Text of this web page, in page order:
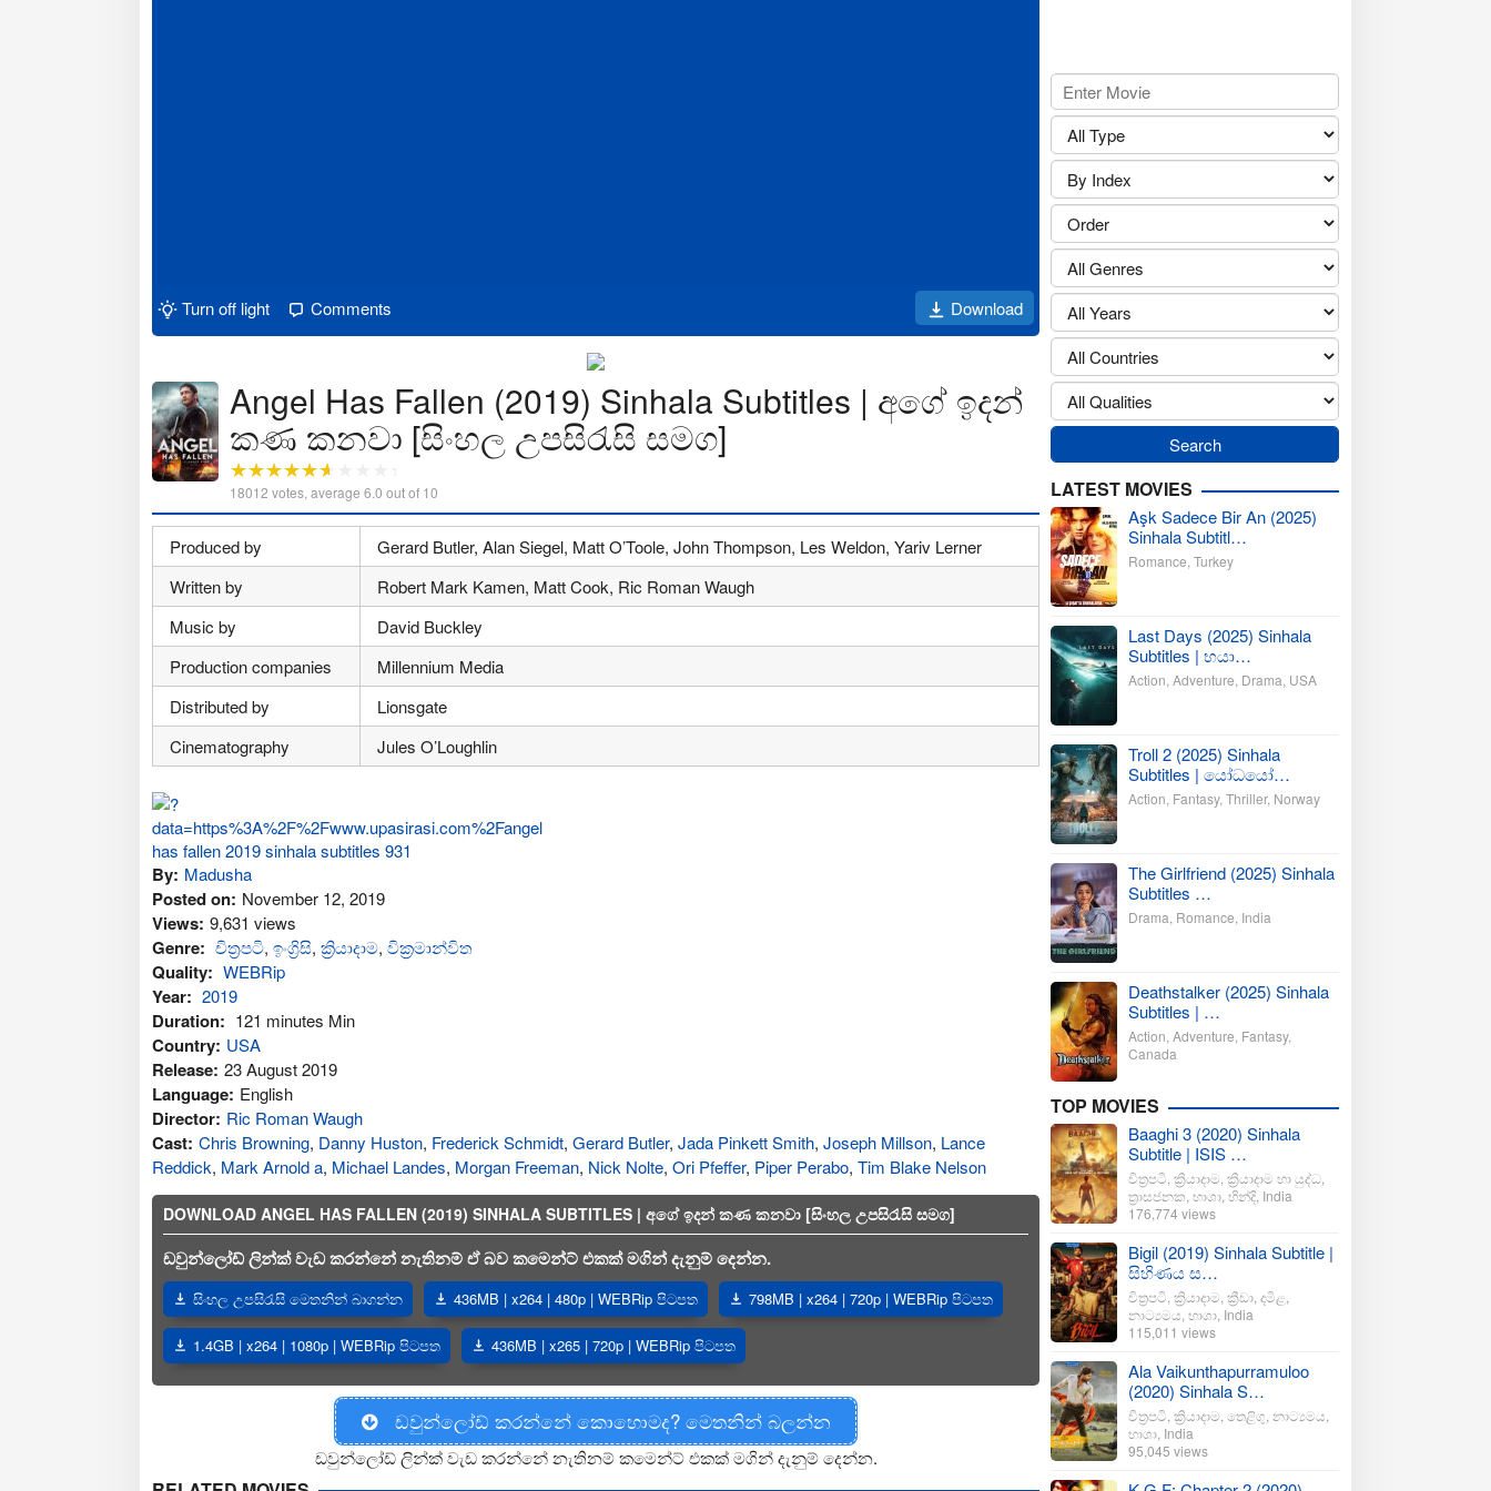
Turn off light Comments Download
Angel Has Fallen (2019) Sinhala Subtitles | අගේ ඉදන්
කණ කනවා [සිංහල උපසිරැසි සමග]
18012 votes, average 6.0 out of 10
Produced by
Gerard Butler, Alan Siegel, Matt O’Toole, John Thompson, Les Weldon, Yariv Lerner
Written by
Robert Mark Kamen, Matt Cook, Ric Roman Waugh
Music by
David Buckley
Production companies
Millennium Media
Distributed by
Lionsgate
Cinematography
Jules O’Loughlin
By: Madusha
Posted on: November 12, 2019
Views: 9,631 views
Genre: චිත්‍රපටි, ඉංග්‍රිසි, ක්‍රියාදාම, වික්‍රමාන්විත
Quality: WEBRip
Year: 2019
Duration: 121 minutes Min
Country: USA
Release: 23 August 2019
Language: English
Director: Ric Roman Waugh
Cast: Chris Browning, Danny Huston, Frederick Schmidt, Gerard Butler, Jada Pinkett Smith, Joseph Millson, Lance
Reddick, Mark Arnold a, Michael Landes, Morgan Freeman, Nick Nolte, Ori Pfeffer, Piper Perabo, Tim Blake Nelson
DOWNLOAD ANGEL HAS FALLEN (2019) SINHALA SUBTITLES | අගේ ඉදන් කණ කනවා [සිංහල උපසිරැසි සමග]
ඩවුන්ලෝඩ් ලින්ක් වැඩ කරන්නේ නැතිනම් ඒ බව කමෙන්ට් එකක් මගින් දැනුම් දෙන්න.
සිංහල උපසිරැසි මෙතනින් බාගන්න 436MB | x264 | 480p | WEBRip පිටපත 798MB | x264 | 720p | WEBRip පිටපත
1.4GB | x264 | 1080p | WEBRip පිටපත 436MB | x265 | 720p | WEBRip පිටපත
ඩවුන්ලෝඩ් කරන්නේ කොහොමද? මෙතනින් බලන්න
ඩවුන්ලෝඩ් ලින්ක් වැඩ කරන්නේ නැතිනම් කමෙන්ට් එකක් මගින් දැනුම් දෙන්න.
LATEST MOVIES
Aşk Sadece Bir An (2025)
Sinhala Subtitl…
Romance Turkey
Last Days (2025) Sinhala
Subtitles | භයා…
Action Adventure Drama USA
Troll 2 (2025) Sinhala
Subtitles | යෝධයෝ…
Action Fantasy, Thriller, Norway
The Girlfriend (2025) Sinhala
Subtitles …
Drama Romance India
Deathstalker (2025) Sinhala
Subtitles | …
Action Adventure Fantasy,
Canada
TOP MOVIES
Baaghi 3 (2020) Sinhala
Subtitle | ISIS …
චිත්‍රපටි ක්‍රියාදාම ක්‍රියාදාම හා යුද්ධ
ත්‍රාසජනක භාශා හින්දි India
176,774 views
Bigil (2019) Sinhala Subtitle |
සිහිණය ස…
චිත්‍රපටි ක්‍රියාදාම ක්‍රීඩා දමිළ
නාට්‍යමය භාශා India
115,011 views
Ala Vaikunthapurramuloo
(2020) Sinhala S…
චිත්‍රපටි ක්‍රියාදාම තෙළිගු නාට්‍යමය
භාශා India
95,045 views